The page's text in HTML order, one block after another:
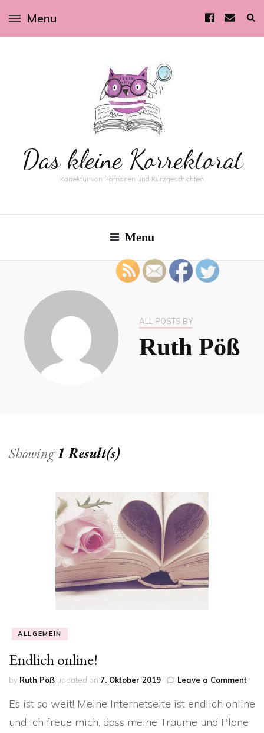
Menu
Das kleine Korrektorat
Korrektur von Romanen und Kurzgeschichten
Menu
ALL POSTS BY
Ruth Pöß
Showing1 Result(s)
ALLGEMEIN
Endlich online!
by Ruth Pöß updated on 7. Oktober 2019 Leave a Commenton
Es ist so weit! Meine Internetseite ist endlich online
und ich freue mich, dass meine Träume und Pläne